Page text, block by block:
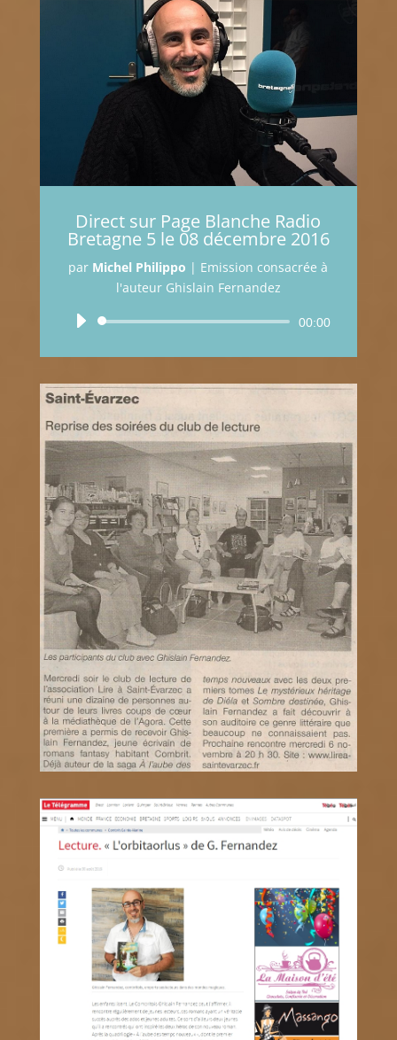
Direct sur Page Blanche Radio
Bretagne 5 le 08 décembre 2016
par Michel Philippo | Emission consacrée à
l'auteur Ghislain Fernandez
Lecteur
00:00